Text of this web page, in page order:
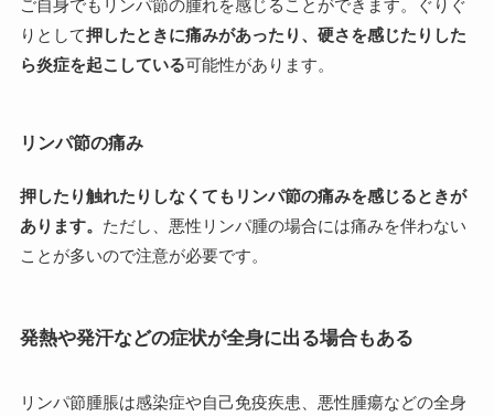
ご自身でもリンパ節の腫れを感じることができます。ぐりぐ
りとして押したときに痛みがあったり、硬さを感じたりした
ら炎症を起こしている可能性があります。
リンパ節の痛み
押したり触れたりしなくてもリンパ節の痛みを感じるときが
あります。 ただし、悪性リンパ腫の場合には痛みを伴わない
ことが多いので注意が必要です。
発熱や発汗などの症状が全身に出る場合もある
リンパ節腫脹は感染症や自己免疫疾患、悪性腫瘍などの全身